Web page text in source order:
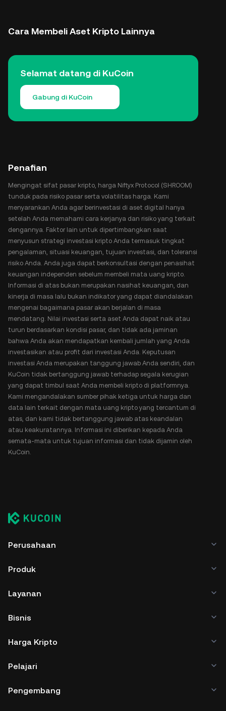
Cara Membeli Aset Kripto Lainnya
Selamat datang di KuCoin
Gabung di KuCoin
Penafian
Mengingat sifat pasar kripto, harga Niftyx Protocol (SHROOM)
tunduk pada risiko pasar serta volatilitas harga. Kami
menyarankan Anda agar berinvestasi di aset digital hanya
setelah Anda memahami cara kerjanya dan risiko yang terkait
dengannya. Faktor lain untuk dipertimbangkan saat
menyusun strategi investasi kripto Anda termasuk tingkat
pengalaman, situasi keuangan, tujuan investasi, dan toleransi
risiko Anda. Anda juga dapat berkonsultasi dengan penasihat
keuangan independen sebelum membeli mata uang kripto.
Informasi di atas bukan merupakan nasihat keuangan, dan
kinerja di masa lalu bukan indikator yang dapat diandalakan
mengenai bagaimana pasar akan berjalan di masa
mendatang. Nilai investasi serta aset Anda dapat naik atau
turun berdasarkan kondisi pasar, dan tidak ada jaminan
bahwa Anda akan mendapatkan kembali jumlah yang Anda
investasikan atau profit dari investasi Anda. Keputusan
investasi Anda merupakan tanggung jawab Anda sendiri, dan
KuCoin tidak bertanggung jawab terhadap segala kerugian
yang dapat timbul saat Anda membeli kripto di platformnya.
Kami mengandalakan sumber pihak ketiga untuk harga dan
data lain terkait dengan mata uang kripto yang tercantum di
atas, dan kami tidak bertanggung jawab atas keandalan
atau keakuratannya. Informasi ini diberikan kepada Anda
semata-mata untuk tujuan informasi dan tidak dijamin oleh
KuCoin.
Perusahaan
Produk
Layanan
Bisnis
Harga Kripto
Pelajari
Pengembang